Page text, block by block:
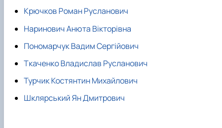
Крючков Роман Русланович
Наринович Анюта Вікторівна
Пономарчук Вадим Сергійович
Ткаченко Владислав Русланович
Турчик Костянтин Михайлович
Шклярський Ян Дмитрович